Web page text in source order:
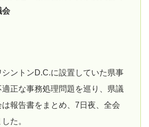
ントンD.C.に設置していた県事
正な事務処理問題を巡り、県議
報告書をまとめ、7日夜、全会
た。